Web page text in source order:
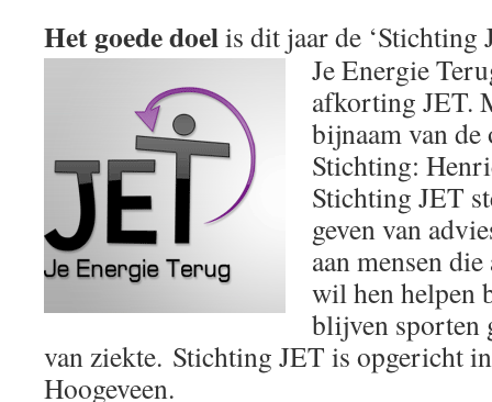
Het goede doelis dit jaar de ‘Stichting
Je Energie
afkorting JET.
bijnaam van
Stichting:
Stichting JET
geven van
aan mensen
wil hen helpen
blijven sporten
van ziekte. Stichting JET is opgericht
Hoogeveen.